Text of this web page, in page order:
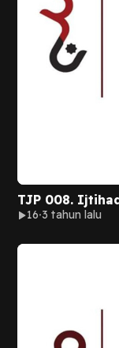
TJP 008.
16 3 tahun lalu